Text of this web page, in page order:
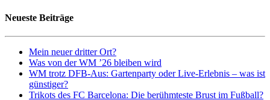
Neueste Beiträge
Mein neuer dritter Ort?
Was von der WM ’26 bleiben wird
WM trotz DFB-Aus: Gartenparty oder Live-Erlebnis – was ist
günstiger?
Trikots des FC Barcelona: Die berühmteste Brust im Fußball?